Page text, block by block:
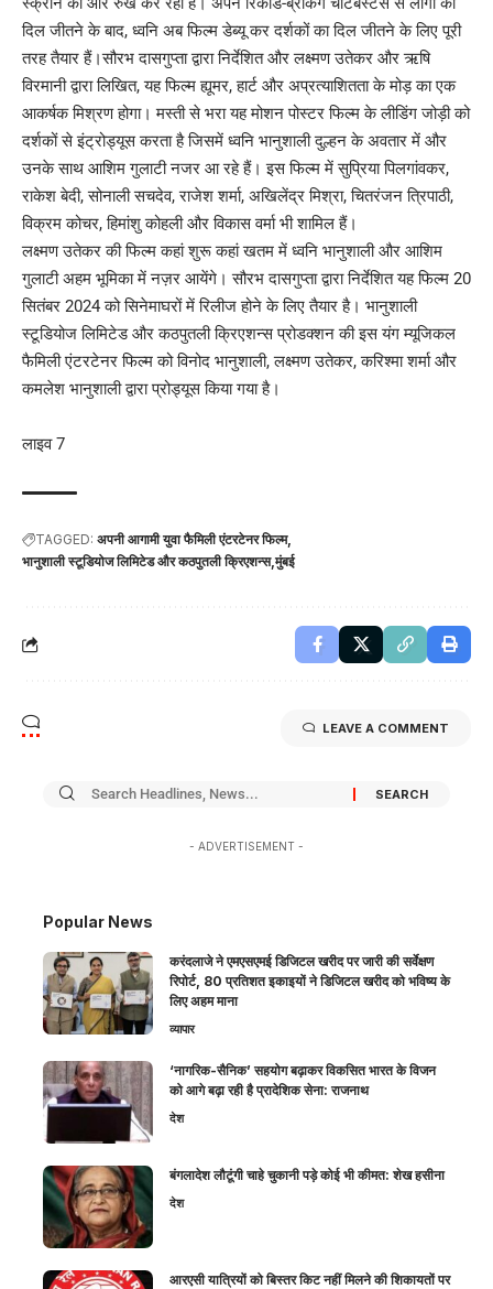
दिल जीतने के बाद, ध्वनि अब फिल्म डेब्यू कर दर्शकों का दिल जीतने के लिए पूरी
तरह तैयार हैं।सौरभ दासगुप्ता द्वारा निर्देशित और लक्ष्मण उतेकर और ऋषि
विरमानी द्वारा लिखित, यह फिल्म ह्यूमर, हार्ट और अप्रत्याशितता के मोड़ का एक
आकर्षक मिश्रण होगा। मस्ती से भरा यह मोशन पोस्टर फिल्म के लीडिंग जोड़ी को
दर्शकों से इंट्रोड्यूस करता है जिसमें ध्वनि भानुशाली दुल्हन के अवतार में और
उनके साथ आशिम गुलाटी नजर आ रहे हैं। इस फिल्म में सुप्रिया पिलगांवकर,
राकेश बेदी, सोनाली सचदेव, राजेश शर्मा, अखिलेंद्र मिश्रा, चितरंजन त्रिपाठी,
विक्रम कोचर, हिमांशु कोहली और विकास वर्मा भी शामिल हैं।
लक्ष्मण उतेकर की फिल्म कहां शुरू कहां खतम में ध्वनि भानुशाली और आशिम
गुलाटी अहम भूमिका में नज़र आयेंगे। सौरभ दासगुप्ता द्वारा निर्देशित यह फिल्म 20
सितंबर 2024 को सिनेमाघरों में रिलीज होने के लिए तैयार है। भानुशाली
स्टूडियोज लिमिटेड और कठपुतली क्रिएशन्स प्रोडक्शन की इस यंग म्यूजिकल
फैमिली एंटरटेनर फिल्म को विनोद भानुशाली, लक्ष्मण उतेकर, करिश्मा शर्मा और
कमलेश भानुशाली द्वारा प्रोड्यूस किया गया है।
लाइव 7
TAGGED: अपनी आगामी युवा फैमिली एंटरटेनर फिल्म
भानुशाली स्टूडियोज लिमिटेड और कठपुतली क्रिएशन्स मुंबई
LEAVE A COMMENT
- ADVERTISEMENT -
Popular News
करंदलाजे ने एमएसएमई डिजिटल खरीद पर जारी की सर्वेक्षण
रिपोर्ट, 80 प्रतिशत इकाइयों ने डिजिटल खरीद को भविष्य के
लिए अहम माना
व्यापार
‘नागरिक-सैनिक’ सहयोग बढ़ाकर विकसित भारत के विजन
को आगे बढ़ा रही है प्रादेशिक सेना: राजनाथ
देश
बंगलादेश लौटूंगी चाहे चुकानी पड़े कोई भी कीमत: शेख हसीना
देश
आरएसी यात्रियों को बिस्तर किट नहीं मिलने की शिकायतों पर